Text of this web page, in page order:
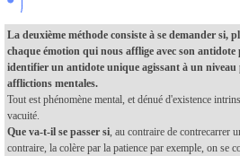
La deuxième méthode consiste à se demander si,
chaque émotion qui nous afflige avec son
identifier un antidote unique agissant à un
afflictions mentales.
Tout est phénomène mental, et dénué d'existence
vacuité.
Que va-t-il se passer si , au contraire de contrecarrer
contraire, la colère par la patience par exemple, on se